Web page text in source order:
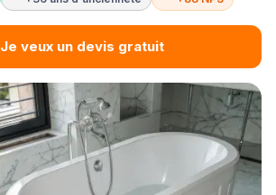
Je veux un devis gratuit